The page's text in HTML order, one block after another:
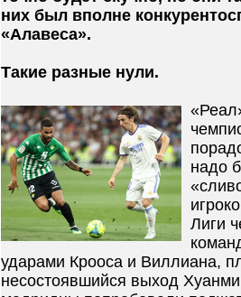
них был вполне
«Алавеса».
Такие разные нули.
надо
Лиги
ударами Крооса и Виллиана,
несостоявшийся выход